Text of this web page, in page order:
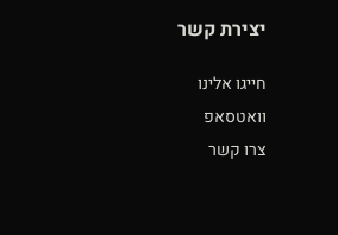
יצירת קשר
חייגו אלינו
וואטסאפ
צרו קשר